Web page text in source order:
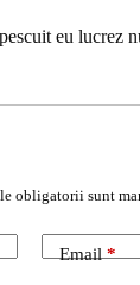
eu lucrez
obligatorii sunt
Email*